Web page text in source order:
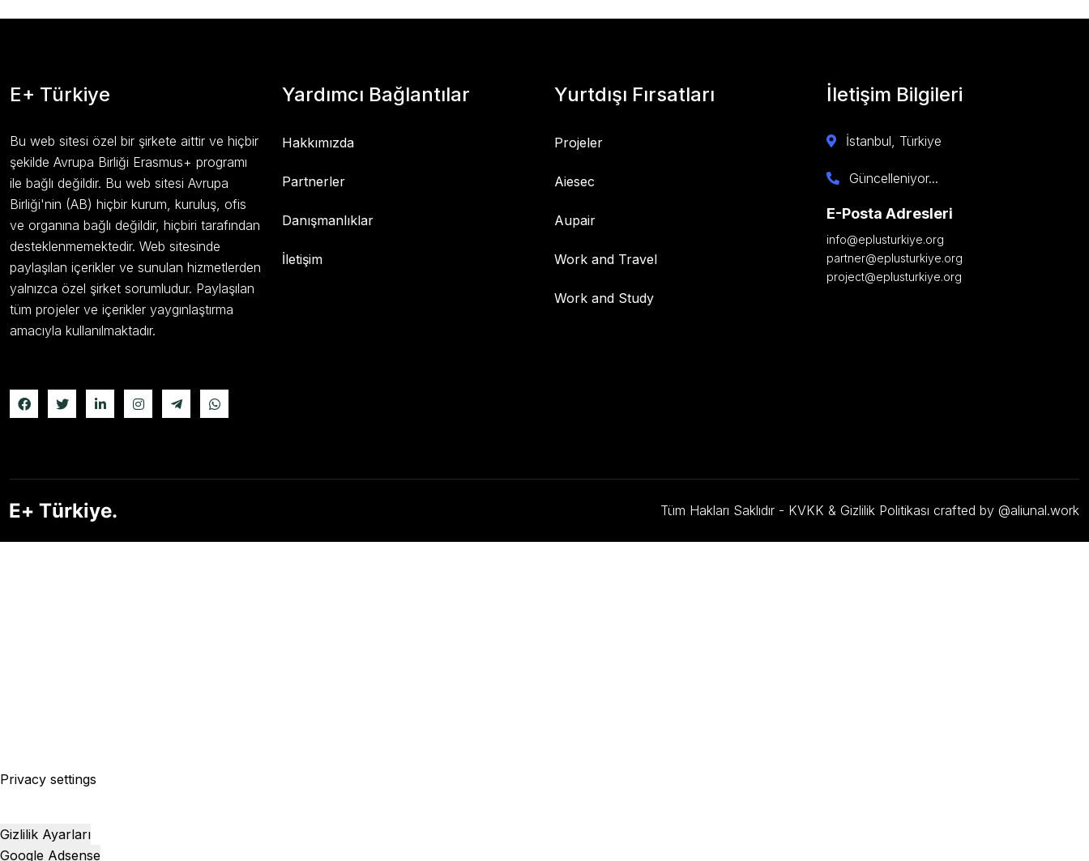
E+ Türkiye
Bu web sitesi özel bir şirkete aittir ve hiçbir
şekilde Avrupa Birliği Erasmus+ programı
ile bağlı değildir. Bu web sitesi Avrupa
Birliği'nin (AB) hiçbir kurum, kuruluş, ofis
ve organına bağlı değildir, hiçbiri tarafından
desteklenmemektedir. Web sitesinde
paylaşılan içerikler ve sunulan hizmetlerden
yalnızca özel şirket sorumludur. Paylaşılan
tüm projeler ve içerikler yaygınlaştırma
amacıyla kullanılmaktadır.
Yardımcı Bağlantılar
Hakkımızda
Partnerler
Danışmanlıklar
İletişim
Yurtdışı Fırsatları
Projeler
Aiesec
Aupair
Work and Travel
Work and Study
İletişim Bilgileri
İstanbul, Türkiye
Güncelleniyor...
E-Posta Adresleri
info@eplusturkiye.org
partner@eplusturkiye.org
project@eplusturkiye.org
Tüm Hakları Saklıdır - KVKK & Gizlilik Politikası crafted by @aliunal.work
Privacy settings
Gizlilik Ayarları
Google Adsense